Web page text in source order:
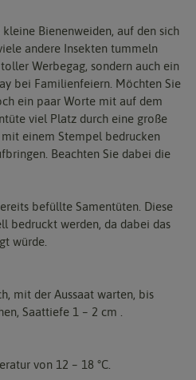
Bienenweiden, auf den sich
andere Insekten tummeln
Werbegag, sondern auch ein
bei Familienfeiern. Möchten Sie
ein paar Worte mit auf dem
viel Platz durch eine große
einem Stempel bedrucken
Beachten Sie dabei die
befüllte Samentüten. Diese
bedruckt werden, da dabei das
würde.
mit der Aussaat warten, bis
Saattiefe 1 – 2 cm .
von 12 – 18 °C.